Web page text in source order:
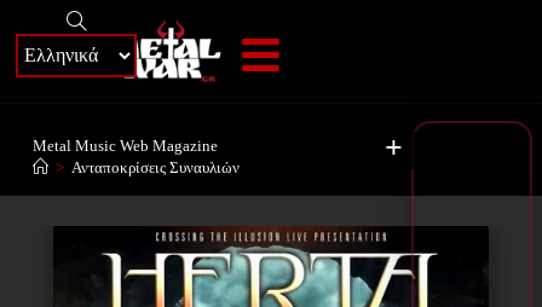
+
Metal Music Web Magazine
> Ανταποκρίσεις Συναυλιών